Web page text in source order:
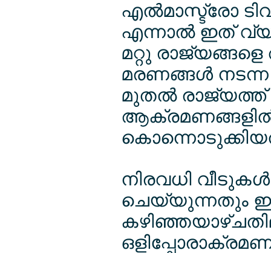
എല്‍മാസ്ട്രോ
എന്നാല്‍ ഇത്
മറ്റു
മരണങ്ങള്‍ നടന്ന
മുതല്‍ രാജ്യത്ത്
ആക്രമണങ്ങളില്‍
നിരവധി
ചെയ്യുന്നതും